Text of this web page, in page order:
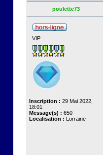
poulette73
VIP
Inscription : 29 Mai 2022,
18:01
Message(s) : 650
Localisation : Lorraine